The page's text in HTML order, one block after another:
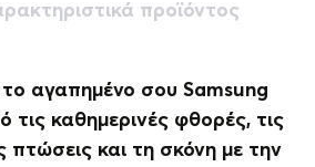
προϊόντος
αγαπημένο σου Samsung
τις καθημερινές φθορές, τις
πτώσεις και τη σκόνη με την